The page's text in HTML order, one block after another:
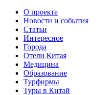
О проекте
Новости и события
Статьи
Интересное
Города
Отели Китая
Медицина
Образование
Турфирмы
Туры в Китай